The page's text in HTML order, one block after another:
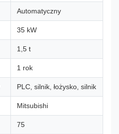
Automatyczny
35 kW
1,5 t
1 rok
PLC, silnik, łożysko, silnik
Mitsubishi
75